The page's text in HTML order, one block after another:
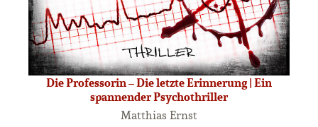
Die Professorin – Die letzte Erinnerung | Ein
spannender Psychothriller
Matthias Ernst